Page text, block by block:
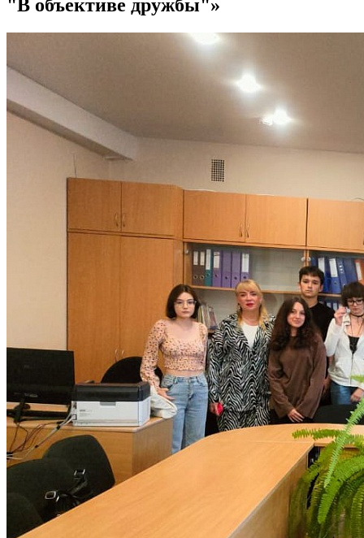
"В объективе дружбы"»